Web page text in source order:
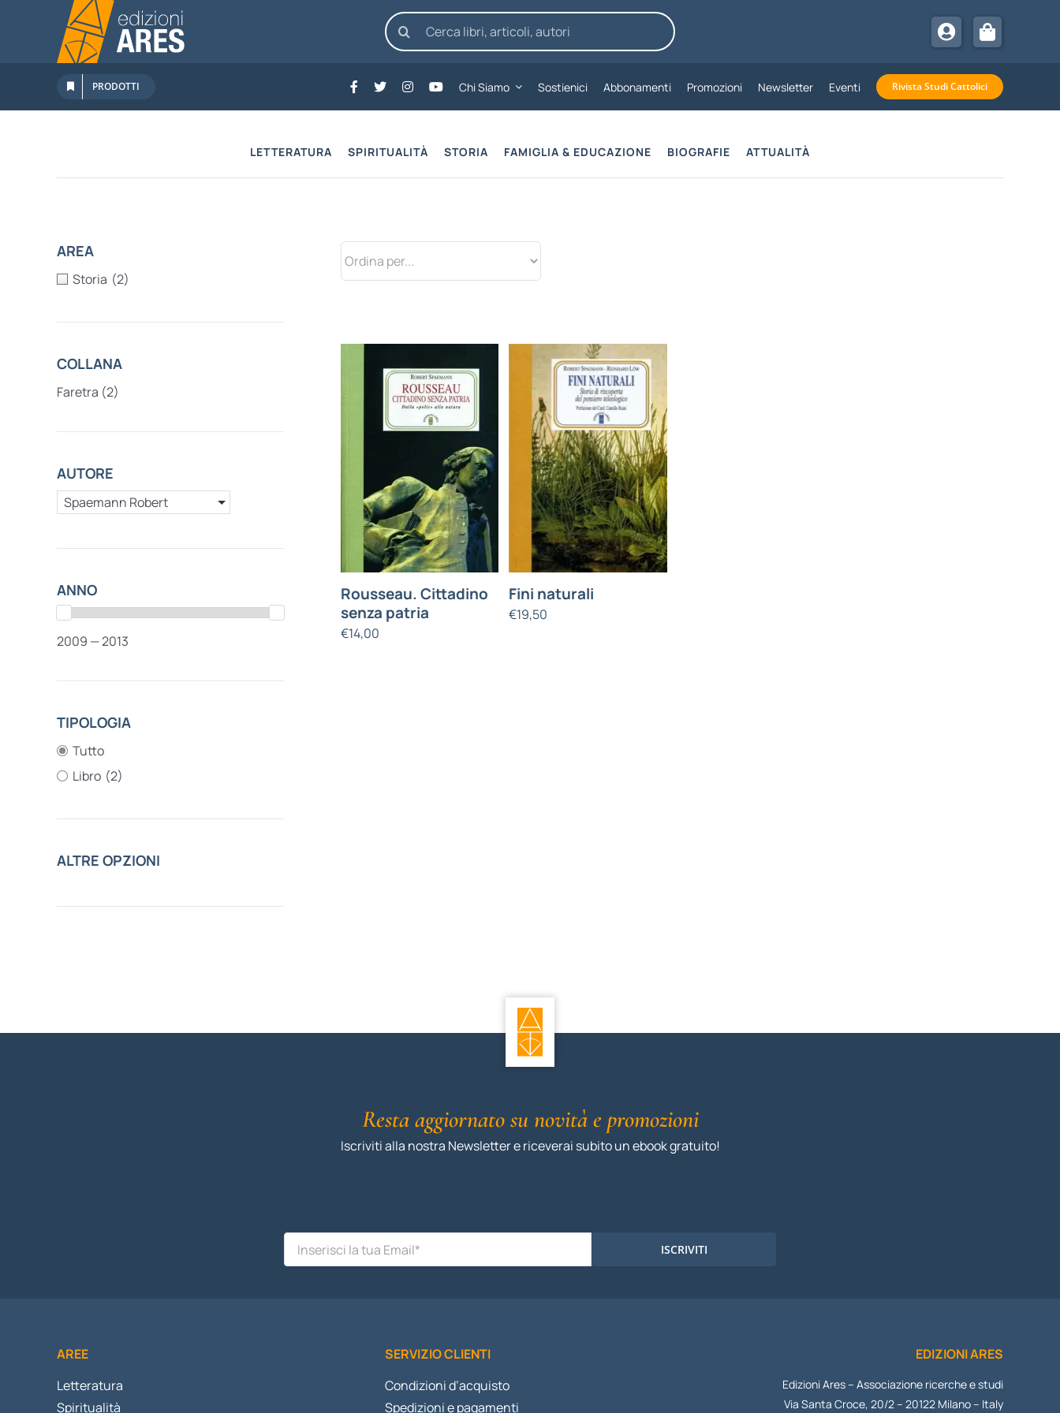
contenuto
Cerca
per:
PRODOTTI Chi Siamo Sostienici Abbonamenti Promozioni Newsletter Eventi Rivista Studi Cattolici
LETTERATURA SPIRITUALITÀ STORIA FAMIGLIA & EDUCAZIONE BIOGRAFIE ATTUALITÀ
Rousseau. Cittadino
senza patria
€14,00
Fini naturali
€19,50
AREA
Storia (2)
COLLANA
Faretra (2)
AUTORE
Spaemann Robert
ANNO
2009 — 2013
TIPOLOGIA
Tutto
Libro (2)
ALTRE OPZIONI
Resta aggiornato su novità e promozioni
Iscriviti alla nostra Newsletter e riceverai subito un ebook gratuito!
ISCRIVITI
AREE
Letteratura
Spiritualità
SERVIZIO CLIENTI
Condizioni d’acquisto
Spedizioni e pagamenti
EDIZIONI ARES
Edizioni Ares – Associazione ricerche e studi
Via Santa Croce, 20/2 – 20122 Milano – Italy